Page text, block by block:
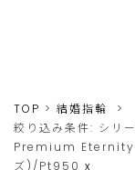
TOP
結婚指輪
絞り込み条件: シリ
Premium
ズ)/Pt950 x